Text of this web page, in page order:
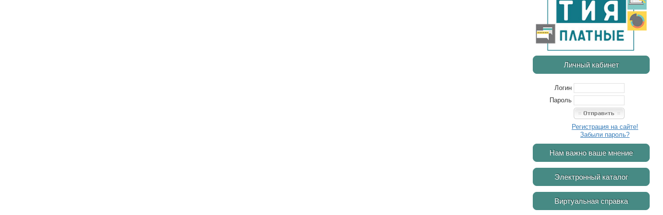
Личный кабинет
Логин
Пароль
Регистрация на сайте!
Забыли пароль?
Нам важно ваше мнение
Электронный каталог
Виртуальная справка